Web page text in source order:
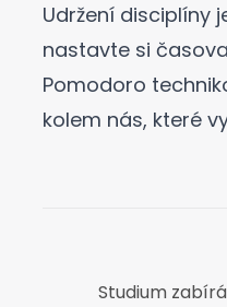
Udržení disciplíny
nastavte si
Pomodoro
kolem nás, které
Studium